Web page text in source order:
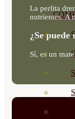
La perlita
nutrientes. A
¿Se
Sí, es un